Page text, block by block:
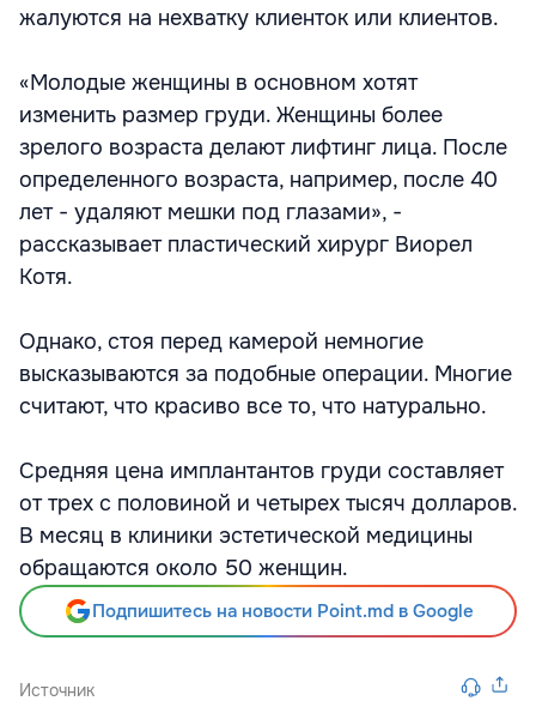
жалуются на нехватку клиенток или клиентов.
«Молодые женщины в основном хотят
изменить размер груди. Женщины более
зрелого возраста делают лифтинг лица. После
определенного возраста, например, после 40
лет - удаляют мешки под глазами», -
рассказывает пластический хирург Виорел
Котя.
Однако, стоя перед камерой немногие
высказываются за подобные операции. Многие
считают, что красиво все то, что натурально.
Средняя цена имплантантов груди составляет
от трех с половиной и четырех тысяч долларов.
В месяц в клиники эстетической медицины
обращаются около 50 женщин.
Подпишитесь на новости Point.md в Google
Источник